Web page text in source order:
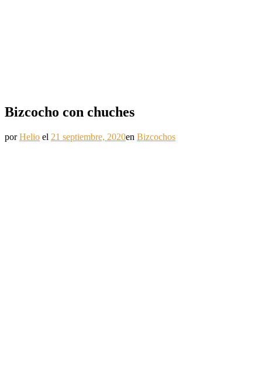
Bizcocho con chuches
porHelio el 21 septiembre, 2020en Bizcochos